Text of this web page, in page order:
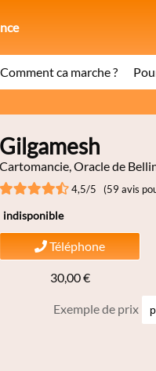
Comment ca marche ?
Gilgamesh
Cartomancie, Oracle de
4,5/5 (59 avis
indisponible
Téléphone
30,00 €
Exemple de prix